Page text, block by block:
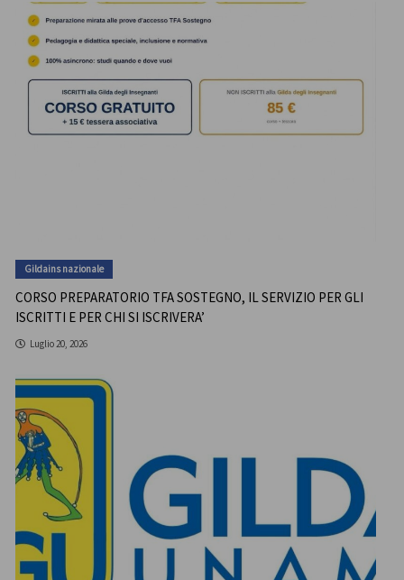
Gildains nazionale
CORSO PREPARATORIO TFA SOSTEGNO, IL SERVIZIO PER GLI
ISCRITTI E PER CHI SI ISCRIVERA’
Luglio 20, 2026